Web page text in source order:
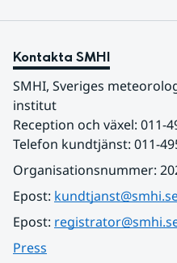
Kontakta SMHI
SMHI, Sveriges
institut
Reception och växel: 011-
Telefon kundtjänst: 011-
Organisationsnummer:
Epost:
Epost:
Press